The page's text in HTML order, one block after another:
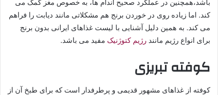
باشد،همچنین در عملکرد صحیح اندام ها، به خصوص مغز کمک می
کند. اما زیاده روی در خوردن برنج هم مشکلاتی مانند دیابت را فراهم
می کند. به همین دلیل آشنایی با لیست غذاهای ایرانی بدون برنج
برای انواع رژیم مانند رژیم کتوژنیک مفید می باشد.
کوفته تبریزی
کوفته از غذاهای مشهور قدیمی و پرطرفدار است که برای طبخ آن از